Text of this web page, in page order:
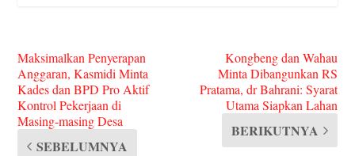
Maksimalkan Penyerapan
Anggaran, Kasmidi Minta
Kades dan BPD Pro Aktif
Kontrol Pekerjaan di
Masing-masing Desa
SEBELUMNYA
Kongbeng dan Wahau
Minta Dibangunkan RS
Pratama, dr Bahrani: Syarat
Utama Siapkan Lahan
BERIKUTNYA